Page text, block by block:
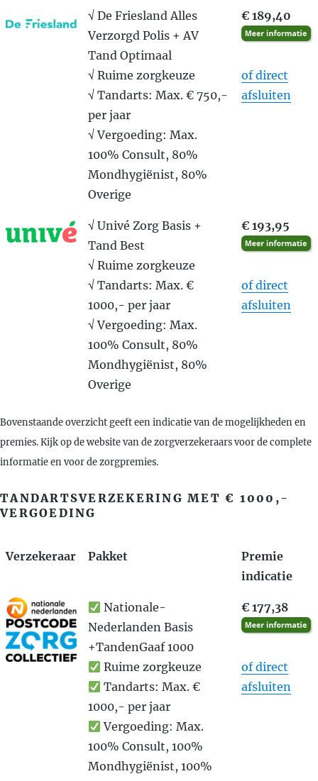
√ De Friesland Alles
Verzorgd Polis + AV
Tand Optimaal
√ Ruime zorgkeuze
√ Tandarts: Max. € 750,-
per jaar
√ Vergoeding: Max.
100% Consult, 80%
Mondhygiënist, 80%
Overige
€ 189,40
of direct
afsluiten
√ Univé Zorg Basis +
Tand Best
√ Ruime zorgkeuze
√ Tandarts: Max. €
1000,- per jaar
√ Vergoeding: Max.
100% Consult, 80%
Mondhygiënist, 80%
Overige
€ 193,95
of direct
afsluiten
Bovenstaande overzicht geeft een indicatie van de mogelijkheden en
premies. Kijk op de website van de zorgverzekeraars voor de complete
informatie en voor de zorgpremies.
TANDARTSVERZEKERING MET € 1000,-
VERGOEDING
Verzekeraar Pakket
Premie
indicatie
Nationale-
Nederlanden Basis
+TandenGaaf 1000
Ruime zorgkeuze
Tandarts: Max. €
1000,- per jaar
Vergoeding: Max.
100% Consult, 100%
Mondhygiënist, 100%
€ 177,38
of direct
afsluiten